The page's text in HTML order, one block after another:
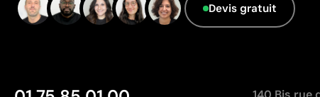
Devis gratuit